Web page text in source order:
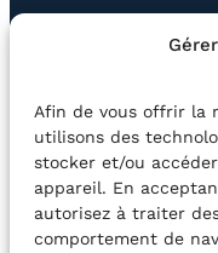
Afin de vous offrir la
utilisons des
stocker et/ou
appareil. En
autorisez à traiter
comportement de
EN QUESTION
©2026 Centre